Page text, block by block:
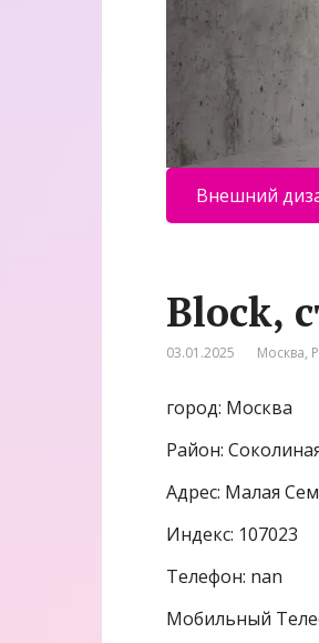
Внешний
Block,
03.01.2025 Москва,
город: Москва
Район:
Адрес: Малая
Индекс: 107023
Телефон: nan
Мобильный